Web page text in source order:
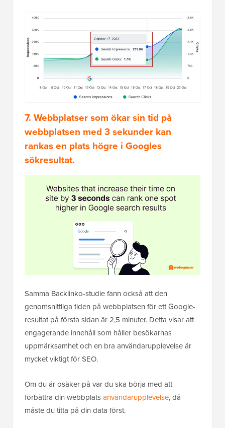
7. Webbplatser som ökar sin tid på
webbplatsen med 3 sekunder kan
rankas en plats högre i Googles
sökresultat.
Samma Backlinko-studie fann också att den
genomsnittliga tiden på webbplatsen för ett Google-
resultat på första sidan är 2,5 minuter. Detta visar att
engagerande innehåll som håller besökarnas
uppmärksamhet och en bra användarupplevelse är
mycket viktigt för SEO.
Om du är osäker på var du ska börja med att
förbättra din webbplatsanvändarupplevelse, då
måste du titta på din data först.